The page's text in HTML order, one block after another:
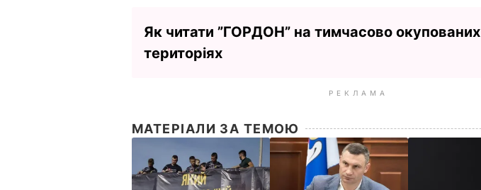
Як читати ”ГОРДОН” на тимчасово окупованих
територіях
РЕКЛАМА
МАТЕРІАЛИ ЗА ТЕМОЮ